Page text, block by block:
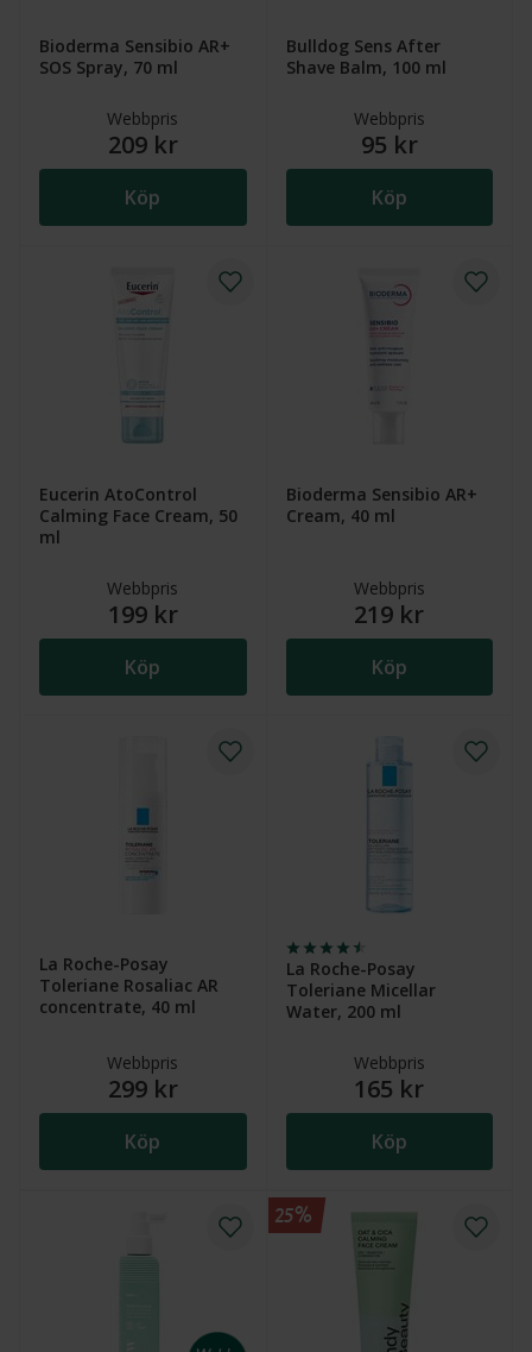
Bioderma Sensibio AR+
SOS Spray, 70 ml
Webbpris
209 kr
Köp
Bulldog Sens After
Shave Balm, 100 ml
Webbpris
95 kr
Köp
Eucerin AtoControl
Calming Face Cream, 50
ml
Webbpris
199 kr
Köp
Bioderma Sensibio AR+
Cream, 40 ml
Webbpris
219 kr
Köp
La Roche-Posay
Toleriane Rosaliac AR
concentrate, 40 ml
Webbpris
299 kr
Köp
La Roche-Posay
Toleriane Micellar
Water, 200 ml
Webbpris
165 kr
Köp
25%